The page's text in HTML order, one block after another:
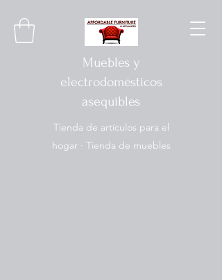
Muebles y
electrodomésticos
asequibles
Tienda de artículos para el
hogar · Tienda de muebles